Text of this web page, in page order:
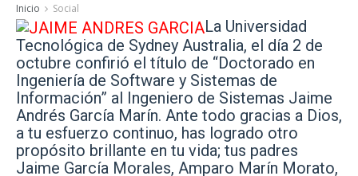
Inicio Social
La Universidad
Tecnológica de Sydney Australia, el día 2 de
octubre confirió el título de “Doctorado en
Ingeniería de Software y Sistemas de
Información” al Ingeniero de Sistemas Jaime
Andrés García Marín. Ante todo gracias a Dios,
a tu esfuerzo continuo, has logrado otro
propósito brillante en tu vida; tus padres
Jaime García Morales, Amparo Marín Morato,